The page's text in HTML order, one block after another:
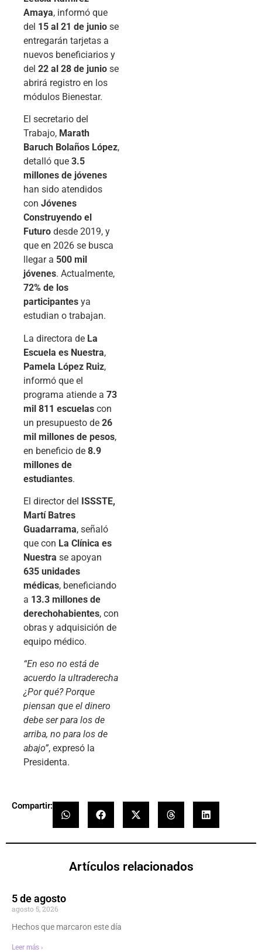
Amaya, informó que
del 15 al 21 de junio se
entregarán tarjetas a
nuevos beneficiarios y
del 22 al 28 de junio se
abrirá registro en los
módulos Bienestar.
El secretario del
Trabajo, Marath
Baruch Bolaños López,
detalló que 3.5
millones de jóvenes
han sido atendidos
con Jóvenes
Construyendo el
Futuro desde 2019, y
que en 2026 se busca
llegar a 500 mil
jóvenes. Actualmente,
72% de los
participantes ya
estudian o trabajan.
La directora de La
Escuela es Nuestra,
Pamela López Ruiz,
informó que el
programa atiende a 73
mil 811 escuelas con
un presupuesto de 26
mil millones de pesos,
en beneficio de 8.9
millones de
estudiantes.
El director del ISSSTE,
Martí Batres
Guadarrama, señaló
que con La Clínica es
Nuestra se apoyan
635 unidades
médicas, beneficiando
a 13.3 millones de
derechohabientes, con
obras y adquisición de
equipo médico.
“En eso no está de
acuerdo la ultraderecha
¿Por qué? Porque
piensan que el dinero
debe ser para los de
arriba, no para los de
abajo”, expresó la
Presidenta.
Compartir:
Artículos relacionados
5 de agosto
agosto 5, 2026
Hechos que marcaron este día
Leer más ›